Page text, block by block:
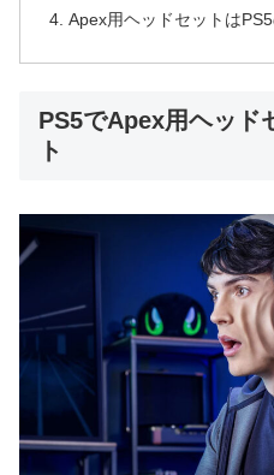
Apex用ヘッドセットは
PS5でApex用ヘッド
ト